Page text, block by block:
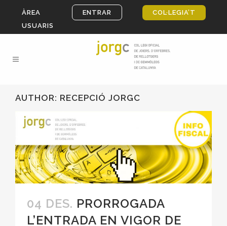
ÀREA
USUARIS
ENTRAR COL·LEGIA’T
AUTHOR: RECEPCIÓ JORGC
04 DES. PRORROGADA
L’ENTRADA EN VIGOR DE